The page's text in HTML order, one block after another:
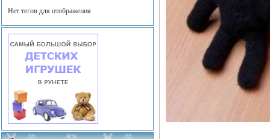
Нет тегов для отображения